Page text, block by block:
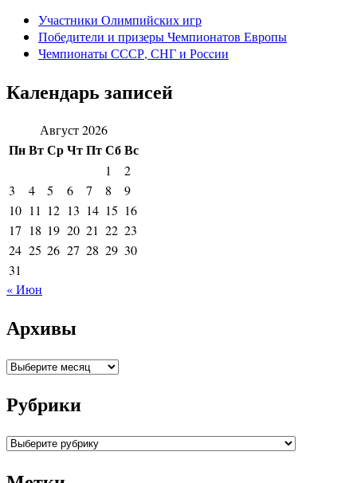
Участники Олимпийских игр
Победители и призеры Чемпионатов Европы
Чемпионаты СССР, СНГ и Росcии
Календарь записей
Август 2026
ПнВтСрЧтПтСбВс
1
2
3
4 5 6 7 8
9
10 11 12 13 14 15 16
17 18 19 20 21 22 23
24 25 26 27 28 29 30
31
« Июн
Архивы
Архивы
Рубрики
Рубрики